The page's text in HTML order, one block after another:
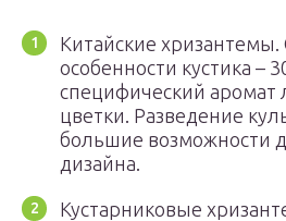
Китайские
особенности кустика –
специфический аромат
цветки. Разведение
большие возможности
дизайна.
Кустарниковые